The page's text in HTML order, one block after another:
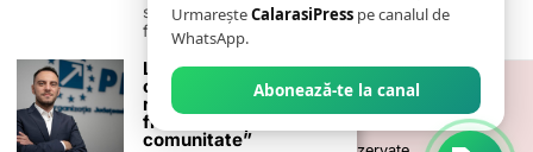
UrmareșteCalarasiPress pe canalul de
WhatsApp.
Abonează-te la canal
să intre pe harta
finanțărilor europene, cu
Liviu Petrache: ”Cred
că un politician are
responsabilitatea de a
fi un model pentru
comunitate”